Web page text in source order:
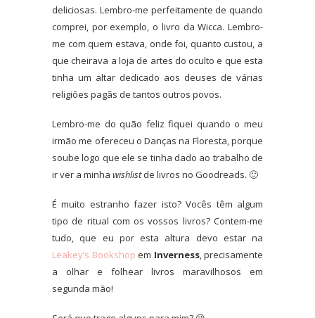
deliciosas. Lembro-me perfeitamente de quando
comprei, por exemplo, o livro da Wicca. Lembro-
me com quem estava, onde foi, quanto custou, a
que cheirava a loja de artes do oculto e que esta
tinha um altar dedicado aos deuses de várias
religiões pagãs de tantos outros povos.
Lembro-me do quão feliz fiquei quando o meu
irmão me ofereceu o Danças na Floresta, porque
soube logo que ele se tinha dado ao trabalho de
ir ver a minha wishlistde livros no Goodreads. 🙂
É muito estranho fazer isto? Vocês têm algum
tipo de ritual com os vossos livros? Contem-me
tudo, que eu por esta altura devo estar na
Leakey’s Bookshop em Inverness, precisamente
a olhar e folhear livros maravilhosos em
segunda mão!